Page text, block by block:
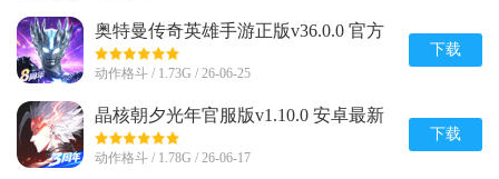
奥特曼传奇英雄手游正版v36.0.0 官方
最新版
动作格斗 / 1.73G / 26-06-25
下载
晶核朝夕光年官服版v1.10.0 安卓最新
版
动作格斗 / 1.78G / 26-06-17
下载